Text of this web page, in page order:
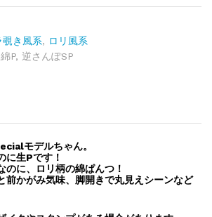
覗き風系, ロリ風系
綿P, 逆さんぽSP
モデルちゃん。
に生Pです！
のに、ロリ柄の綿ぱんつ！
前かがみ気味、脚開きで丸見えシーンなど